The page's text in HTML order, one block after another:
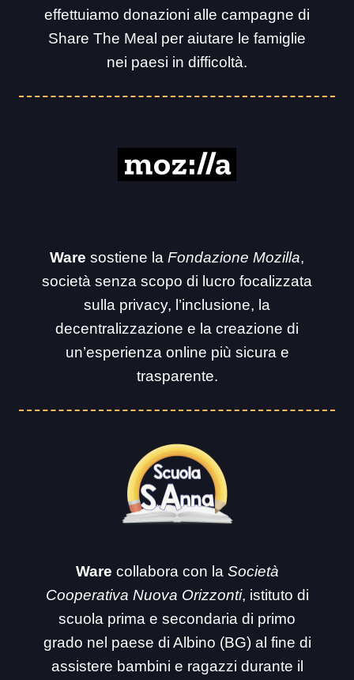
effettuiamo donazioni alle campagne di
Share The Meal per aiutare le famiglie
nei paesi in difficoltà.
Ware sostiene la Fondazione Mozilla,
società senza scopo di lucro focalizzata
sulla privacy, l’inclusione, la
decentralizzazione e la creazione di
un’esperienza online più sicura e
trasparente.
Ware collabora con la Società
Cooperativa Nuova Orizzonti, istituto di
scuola prima e secondaria di primo
grado nel paese di Albino (BG) al fine di
assistere bambini e ragazzi durante il